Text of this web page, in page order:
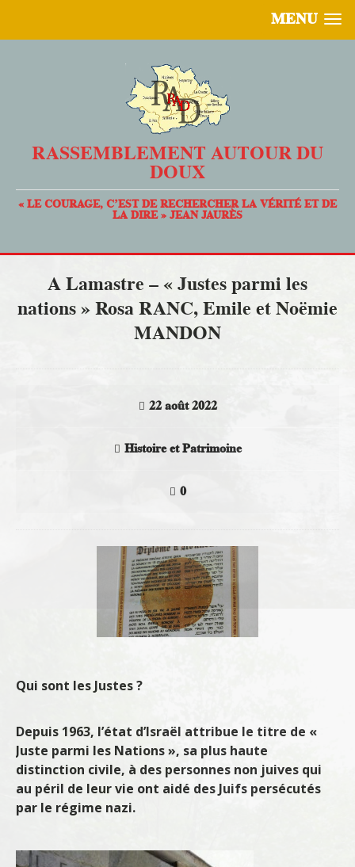
MENU
RASSEMBLEMENT AUTOUR DU
DOUX
« LE COURAGE, C’EST DE RECHERCHER LA VÉRITÉ ET DE
LA DIRE » JEAN JAURÈS
A Lamastre – « Justes parmi les
nations » Rosa RANC, Emile et Noëmie
MANDON
22 août 2022
Histoire et Patrimoine
0
Qui sont les Justes ?
Depuis 1963, l’état d’Israël attribue le titre de «
Juste parmi les Nations », sa plus haute
distinction civile, à des personnes non juives qui
au péril de leur vie ont aidé des Juifs persécutés
par le régime nazi.